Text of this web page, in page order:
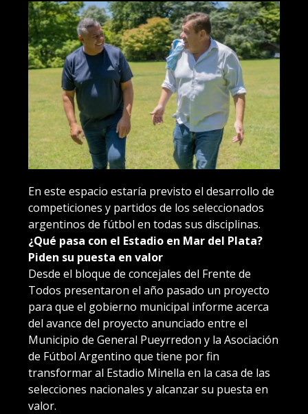
En este espacio estaría previsto el desarrollo de
competiciones y partidos de los seleccionados
argentinos de fútbol en todas sus disciplinas.
¿Qué pasa con el Estadio en Mar del Plata?
Piden su puesta en valor
Desde el bloque de concejales del Frente de
Todos presentaron el año pasado un proyecto
para que el gobierno municipal informe acerca
del avance del proyecto anunciado entre el
Municipio de General Pueyrredon y la Asociación
de Fútbol Argentino que tiene por fin
transformar al Estadio Minella en la casa de las
selecciones nacionales y alcanzar su puesta en
valor.